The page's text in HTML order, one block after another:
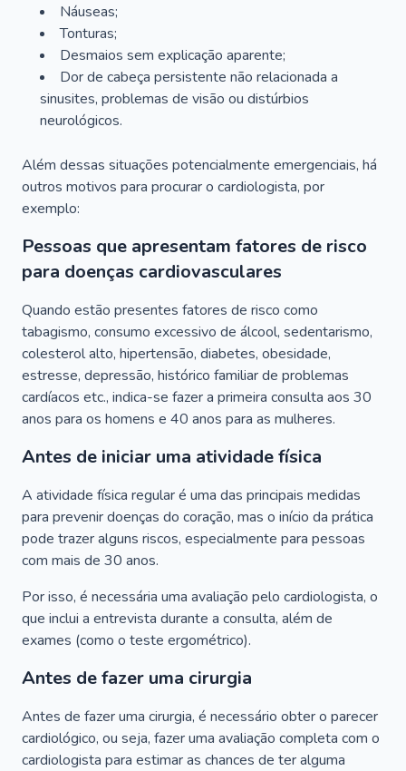
Náuseas;
Tonturas;
Desmaios sem explicação aparente;
Dor de cabeça persistente não relacionada a
sinusites, problemas de visão ou distúrbios
neurológicos.
Além dessas situações potencialmente emergenciais, há
outros motivos para procurar o cardiologista, por
exemplo:
Pessoas que apresentam fatores de risco
para doenças cardiovasculares
Quando estão presentes fatores de risco como
tabagismo, consumo excessivo de álcool, sedentarismo,
colesterol alto, hipertensão, diabetes, obesidade,
estresse, depressão, histórico familiar de problemas
cardíacos etc., indica-se fazer a primeira consulta aos 30
anos para os homens e 40 anos para as mulheres.
Antes de iniciar uma atividade física
A atividade física regular é uma das principais medidas
para prevenir doenças do coração, mas o início da prática
pode trazer alguns riscos, especialmente para pessoas
com mais de 30 anos.
Por isso, é necessária uma avaliação pelo cardiologista, o
que inclui a entrevista durante a consulta, além de
exames (como o teste ergométrico).
Antes de fazer uma cirurgia
Antes de fazer uma cirurgia, é necessário obter o parecer
cardiológico, ou seja, fazer uma avaliação completa com o
cardiologista para estimar as chances de ter alguma